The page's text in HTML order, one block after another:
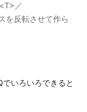
／
を反転させて作ら
でいろいろできると